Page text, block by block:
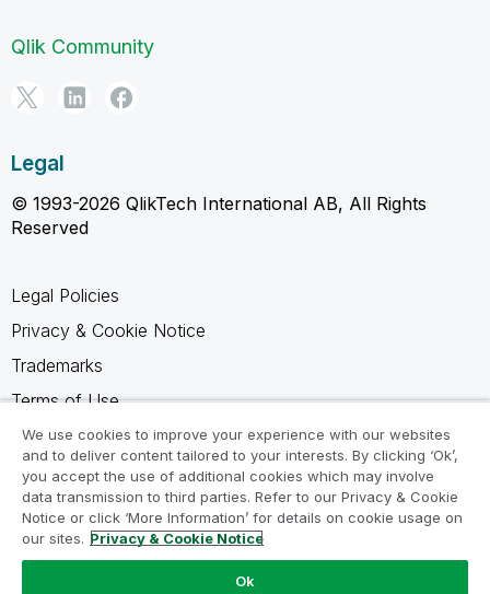
Qlik Community
Legal
© 1993-2026 QlikTech International AB, All Rights
Reserved
Legal Policies
Privacy & Cookie Notice
Trademarks
Terms of Use
Legal Agreements
Product Terms
Do not share my info
We use cookies to improve your experience with our websites
and to deliver content tailored to your interests. By clicking ‘Ok’,
you accept the use of additional cookies which may involve
data transmission to third parties. Refer to our Privacy & Cookie
Notice or click ‘More Information’ for details on cookie usage on
our sites. Privacy & Cookie Notice
Ok